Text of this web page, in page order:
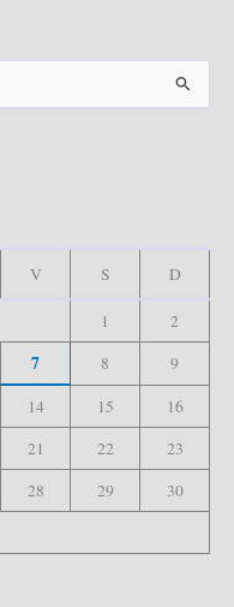
V S D
1
2
7 8
9
14 15
16
21 22
23
28 29
30